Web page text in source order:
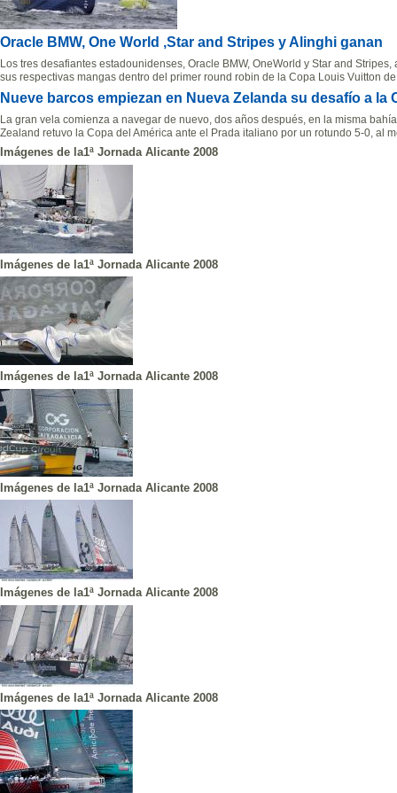
Oracle BMW, One World ,Star and Stripes y Alinghi ganan
Los tres desafiantes estadounidenses, Oracle BMW, OneWorld y Star and
sus respectivas mangas dentro del primer round robin de la Copa Louis Vuitton
Nueve barcos empiezan en Nueva Zelanda su desafío a la
La gran vela comienza a navegar de nuevo, dos años después, en la misma
Zealand retuvo la Copa del América ante el Prada italiano por un rotundo 5-0, al
Imágenes de la1ª Jornada Alicante 2008
Imágenes de la1ª Jornada Alicante 2008
Imágenes de la1ª Jornada Alicante 2008
Imágenes de la1ª Jornada Alicante 2008
Imágenes de la1ª Jornada Alicante 2008
Imágenes de la1ª Jornada Alicante 2008